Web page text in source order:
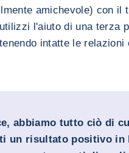
amichevole) con il
l'aiuto di una terza
intatte le
abbiamo tutto ciò di
un risultato positivo in